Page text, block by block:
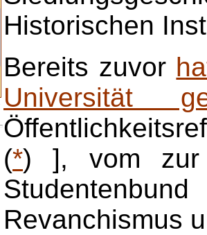
Historischen
Bereits zuvor
Universität
(*) ], vom zur
Revanchismus